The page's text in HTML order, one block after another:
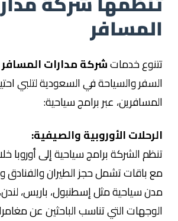
المسافر
تتنوع خدماتشركة مدارات المسافر
السفر والسياحة في السعودية لتلبي
المسافرين، عبر برامج سياحية:
الرحلات الأوروبية والصيفية:
تنظم الشركة برامج سياحية إلى أوروبا
مع باقات تشمل حجز الطيران والفنادق
مدن سياحية مثل إسطنبول، باريس،
الوجهات التي تناسب الباحثين عن